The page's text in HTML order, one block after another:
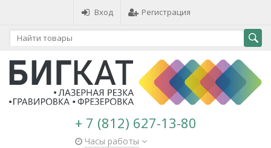
Вход Регистрация
+ 7 (812) 627-13-80
Часы работы